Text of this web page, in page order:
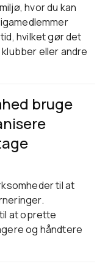
hvor du kan
hvilket gør det
eller andre
bruge
til at
at oprette
og håndtere